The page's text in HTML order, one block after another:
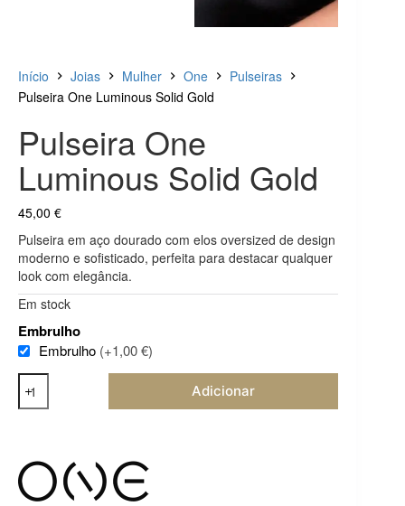
Início Joias Mulher One
Pulseiras
Pulseira One Luminous Solid Gold
Pulseira One
Luminous Solid Gold
45,00 €
Pulseira em aço dourado com elos oversized de design
moderno e sofisticado, perfeita para destacar qualquer
look com elegância.
Em stock
Embrulho
Embrulho (+1,00 €)
Quantidade
de
Luminous
Solid
Gold
Adicionar